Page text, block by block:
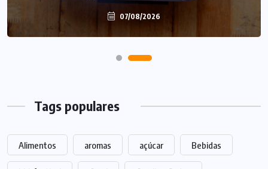
07/08/2026
Tags populares
Alimentos aromas açúcar Bebidas